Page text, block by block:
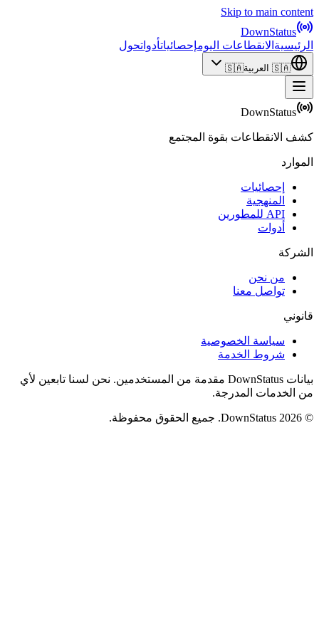
Skip to main content
DownStatus
الرئيسية الانقطاعات اليومإحصائياتأدواتحول
🇸🇦 العربية🇸🇦
DownStatus
كشف الانقطاعات بقوة المجتمع
الموارد
إحصائيات
المنهجية
API للمطورين
أدوات
الشركة
من نحن
تواصل معنا
قانوني
سياسة الخصوصية
شروط الخدمة
بيانات DownStatus مقدمة من المستخدمين. نحن لسنا تابعين لأي
من الخدمات المدرجة.
© 2026 DownStatus. جميع الحقوق محفوظة.